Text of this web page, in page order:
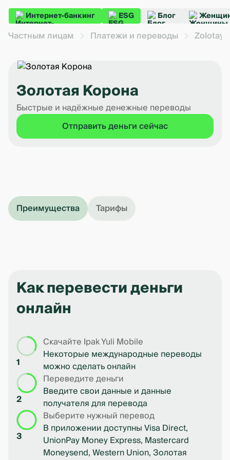
Интернет-банкинг ESG Блог
Частным лицам Платежи и переводы
Золотая Корона
Быстрые и надёжные денежные переводы
Отправить деньги сейчас
Преимущества Тарифы
Как перевести деньги
онлайн
1
Скачайте Ipak Yuli Mobile
Некоторые международные переводы
можно сделать онлайн
2
Переведите деньги
Введите свои данные и данные
получателя для перевода
3
Выберите нужный перевод
В приложении доступны Visa Direct,
UnionPay Money Express, Mastercard
Moneysend, Western Union, Золотая